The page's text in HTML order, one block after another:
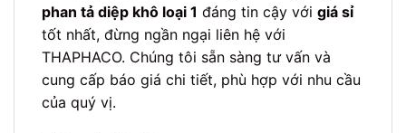
phan tả diệp khô loại 1 đáng tin cậy với giá sỉ
tốt nhất, đừng ngần ngại liên hệ với
THAPHACO. Chúng tôi sẵn sàng tư vấn và
cung cấp báo giá chi tiết, phù hợp với nhu cầu
của quý vị.